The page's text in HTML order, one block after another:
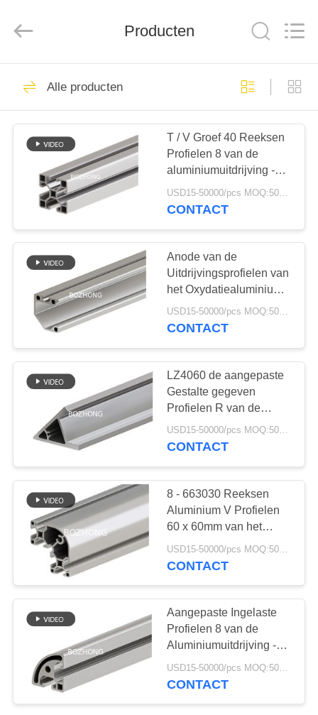
HUIS
PRODUCTEN
ONGEVEER
ONS
FABRIEKSREIS
KWALITEITSCONTROLE
CONTACTEER
ONS
VERZOEK
EEN
SITEMAP
PRIVACY
POLICY
Ltd..
ss staalplaat
Roestvrij stalen
spiraal
33
Roestvast stalen
pijp
44
roestvrijstalen
hulpstukken
Producten
Alle producten
T / V Groef 40 Reeksen
Profielen 8 van de
aluminiumuitdrijving -
4040SL
USD15-50000/pcs MOQ:500kg
CONTACT
Anode van de
Uitdrijvingsprofielen van
het Oxydatiealuminium
van het de Deurkader
Gids 8 - 2040B
USD15-50000/pcs MOQ:500kg
CONTACT
LZ4060 de aangepaste
Gestalte gegeven
Profielen R van de
Aluminiumuitdrijving
USD15-50000/pcs MOQ:500kg
CONTACT
8 - 663030 Reeksen
Aluminium V Profielen
60 x 60mm van het
Groefspoor
CONTACT
Aangepaste Ingelaste
Profielen 8 van de
Aluminiumuitdrijving -
4040R voor
Structurenkader
USD15-50000/pcs MOQ:500kg
CONTACT